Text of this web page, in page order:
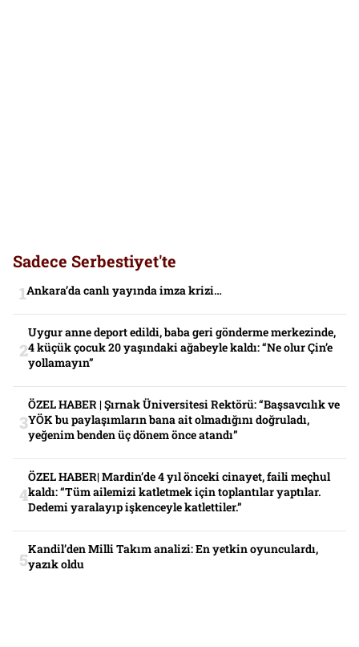
Sadece Serbestiyet'te
Ankara’da canlı yayında imza krizi…
Uygur anne deport edildi, baba geri gönderme merkezinde,
4 küçük çocuk 20 yaşındaki ağabeyle kaldı: “Ne olur Çin’e
yollamayın”
ÖZEL HABER | Şırnak Üniversitesi Rektörü: “Başsavcılık ve
YÖK bu paylaşımların bana ait olmadığını doğruladı,
yeğenim benden üç dönem önce atandı”
ÖZEL HABER| Mardin’de 4 yıl önceki cinayet, faili meçhul
kaldı: “Tüm ailemizi katletmek için toplantılar yaptılar.
Dedemi yaralayıp işkenceyle katlettiler.”
Kandil’den Milli Takım analizi: En yetkin oyunculardı,
yazık oldu